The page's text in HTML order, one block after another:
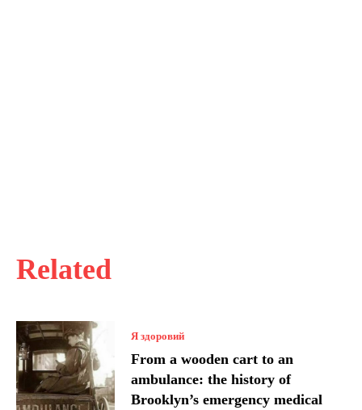
Related
Я здоровий
From a wooden cart to an
ambulance: the history of
Brooklyn’s emergency medical